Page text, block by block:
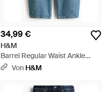
34,99 €
H&M
Barrel Regular Waist Ankle
Jeans - Blau
Von H&M